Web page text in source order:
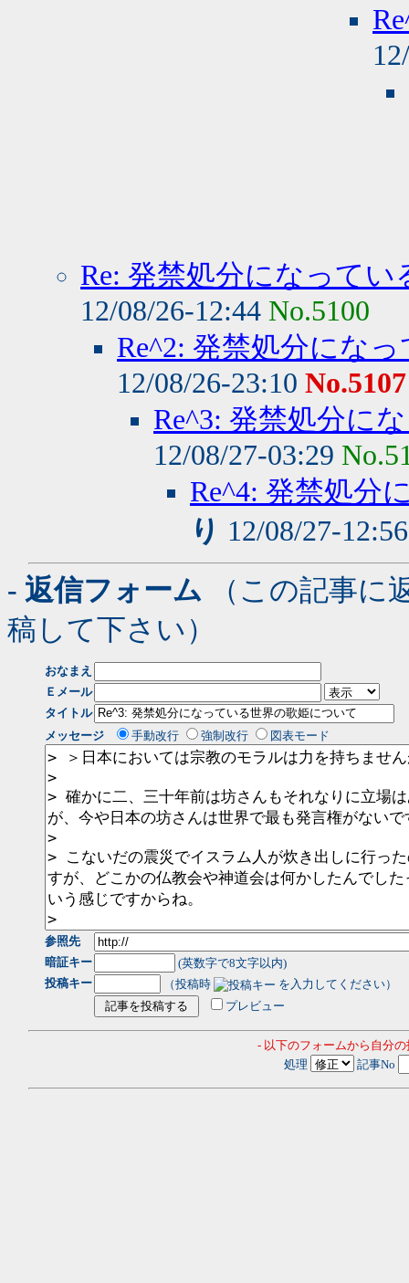
Re: 発禁処分になって
12/08/26-12:44 No.5100
Re^2: 発禁処分にな
12/08/26-23:10 No.5107
Re^3: 発禁処分に
12/08/27-03:29
Re^4: 発禁処分
り 12/08/27-
- 返信フォーム （この記事に
稿して下さい）
おなまえ
Ｅメール
タイトル
メッセージ
手動改行 強制改行 図表モード
参照先
暗証キー
(英数字で8文字以内)
投稿キー
（投稿時
を入力してください）
プレビュー
- 以下のフォームから自分
処理
記事No